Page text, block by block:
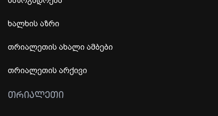
ხალხის აზრი
თრიალეთის ახალი ამბები
თრიალეთის არქივი
ᲗᲠᲘᲐᲚᲔᲗᲘ